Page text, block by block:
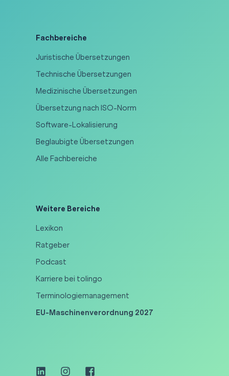
Fachbereiche
Juristische Übersetzungen
Technische Übersetzungen
Medizinische Übersetzungen
Übersetzung nach ISO-Norm
Software-Lokalisierung
Beglaubigte Übersetzungen
Alle Fachbereiche
Weitere Bereiche
Lexikon
Ratgeber
Podcast
Karriere bei tolingo
Terminologiemanagement
EU-Maschinenverordnung 2027